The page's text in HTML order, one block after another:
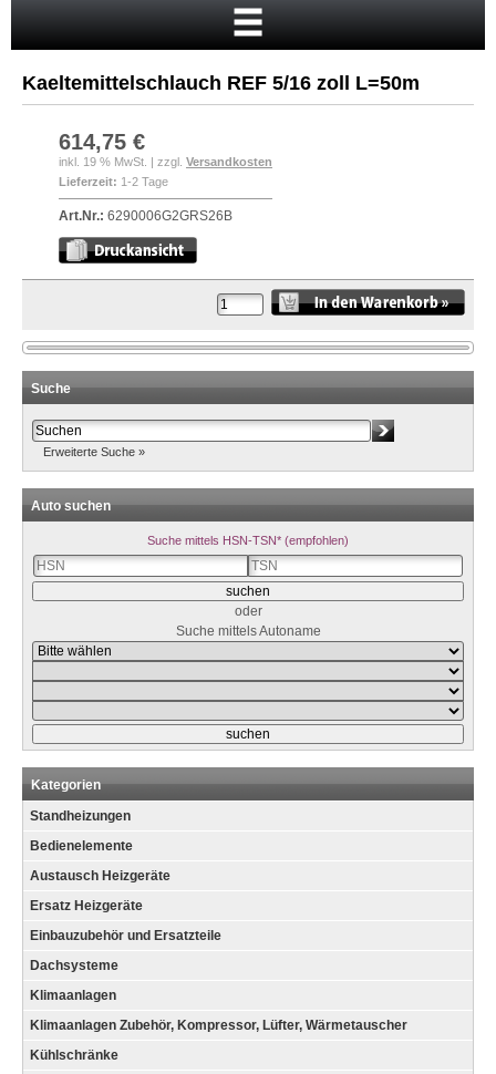
Neukunde?
Kasse
Anmelden
Kaeltemittelschlauch REF 5/16 zoll L=50m
614,75 €
inkl. 19 % MwSt. | zzgl. Versandkosten
Lieferzeit: 1-2 Tage
Art.Nr.: 6290006G2GRS26B
Suche
Erweiterte Suche »
Auto suchen
Suche mittels HSN-TSN* (empfohlen)
oder
Suche mittels Autoname
Kategorien
Standheizungen
Bedienelemente
Austausch Heizgeräte
Ersatz Heizgeräte
Einbauzubehör und Ersatzteile
Dachsysteme
Klimaanlagen
Klimaanlagen Zubehör, Kompressor, Lüfter, Wärmetauscher
Kühlschränke